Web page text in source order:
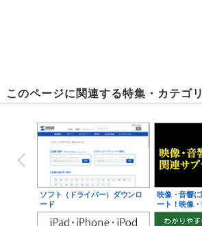
このページに関連する特集・カテゴ
ソフト（ドライバー）ダウンロ
ード
映像・音響
ート！映像